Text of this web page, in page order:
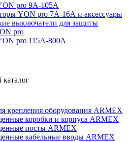
pro 9А-105А
YON pro 7А-16А и аксессуары
выключатели для защиты
pro
pro 115А-800А
крепления оборудования ARMEX
коробки и корпуса ARMEX
посты ARMEX
кабельные вводы ARMEX